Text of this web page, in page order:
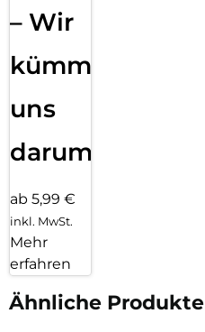
– Wir
kümmern
uns
darum!
ab 5,99 €
inkl. MwSt.
Mehr
erfahren
Ähnliche Produkte